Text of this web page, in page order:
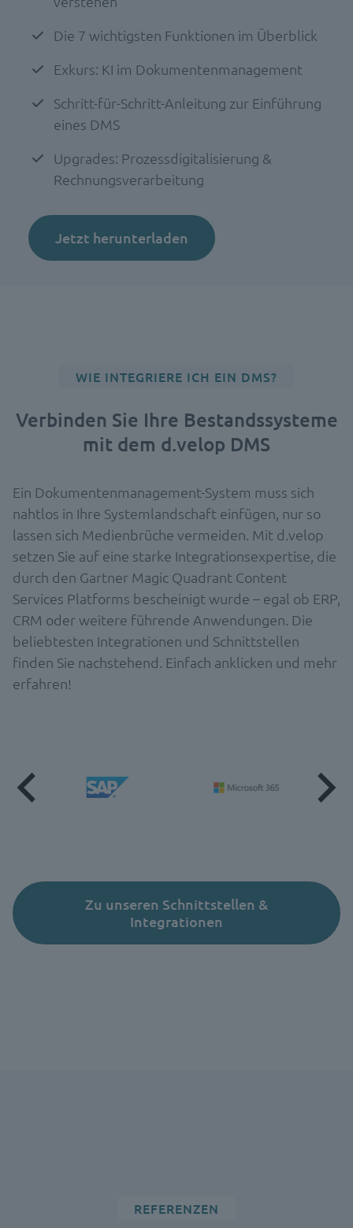
Die 7 wichtigsten Funktionen im Überblick
Exkurs: KI im Dokumentenmanagement
Schritt-für-Schritt-Anleitung zur Einführung
eines DMS
Upgrades: Prozessdigitalisierung &
Rechnungsverarbeitung
Jetzt herunterladen
WIE INTEGRIERE ICH EIN DMS?
Verbinden Sie Ihre Bestandssysteme
mit dem d.velop DMS
Ein Dokumentenmanagement-System muss sich
nahtlos in Ihre Systemlandschaft einfügen, nur so
lassen sich Medienbrüche vermeiden. Mit d.velop
setzen Sie auf eine starke Integrationsexpertise, die
durch den Gartner Magic Quadrant Content
Services Platforms bescheinigt wurde – egal ob ERP,
CRM oder weitere führende Anwendungen. Die
beliebtesten Integrationen und Schnittstellen
finden Sie nachstehend. Einfach anklicken und mehr
erfahren!
Zu unseren Schnittstellen &
Integrationen
REFERENZEN